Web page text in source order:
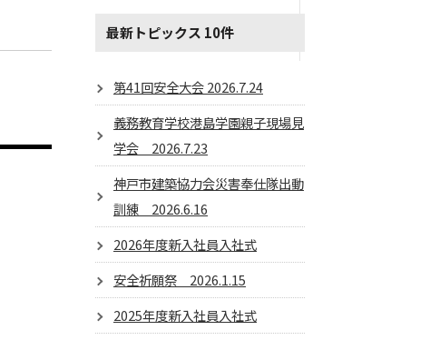
最新トピックス 10件
第41回安全大会 2026.7.24
義務教育学校港島学園親子現場見
学会 2026.7.23
神戸市建築協力会災害奉仕隊出動
訓練 2026.6.16
2026年度新入社員入社式
安全祈願祭 2026.1.15
2025年度新入社員入社式